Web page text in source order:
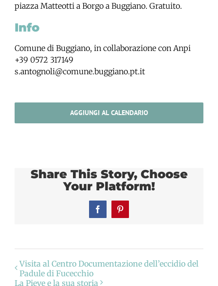
piazza Matteotti a Borgo a Buggiano. Gratuito.
Info
Comune di Buggiano, in collaborazione con Anpi
+39 0572 317149
s.antognoli@comune.buggiano.pt.it
AGGIUNGI AL CALENDARIO
Share This Story, Choose
Your Platform!
FacebookPinterest
Visita al Centro Documentazione dell’eccidio del
Padule di Fucecchio
La Pieve e la sua storia